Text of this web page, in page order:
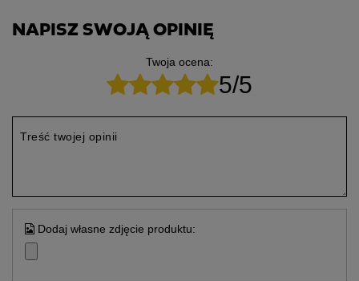
NAPISZ SWOJĄ OPINIĘ
Twoja ocena:
5/5
Treść twojej opinii
Dodaj własne zdjęcie produktu: